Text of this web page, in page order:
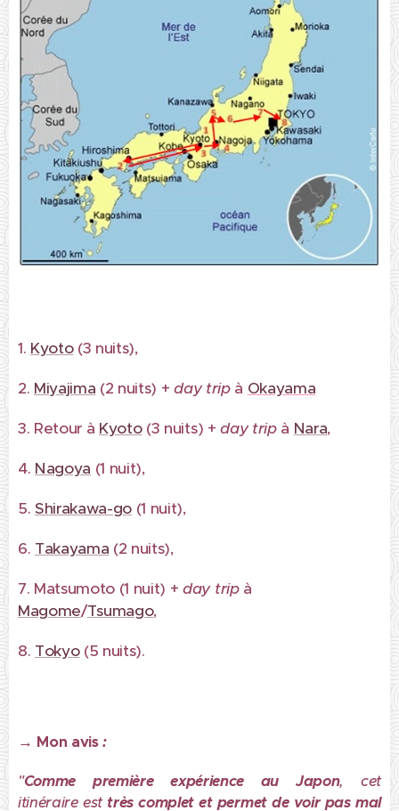
1. Kyoto(3 nuits),
2. Miyajima (2 nuits) +day trip à Okayama
3. Retour à Kyoto(3 nuits) + day tripà Nara,
4. Nagoya (1 nuit),
5.Shirakawa-go (1 nuit),
6. Takayama (2 nuits),
7. Matsumoto (1 nuit) + day tripà
Magome/Tsumago,
8. Tokyo(5 nuits).
→ Mon avis:
"Comme première expérience au Japon, cet
itinéraire est très complet et permet de voir pas mal